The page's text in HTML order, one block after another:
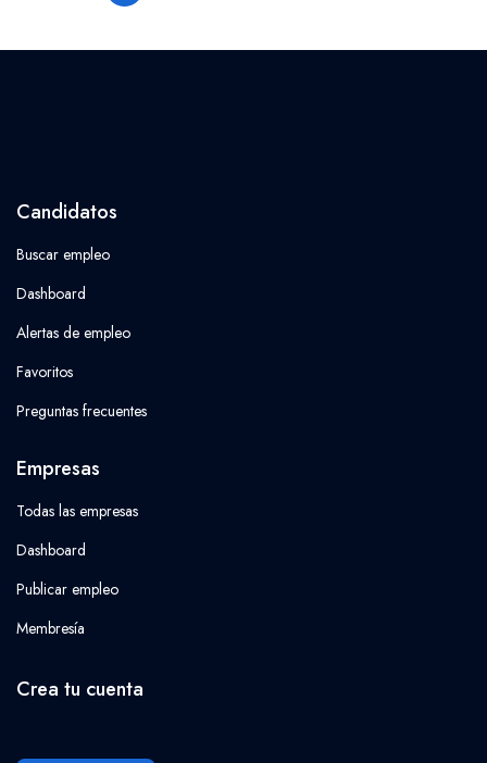
Candidatos
Buscar empleo
Dashboard
Alertas de empleo
Favoritos
Preguntas frecuentes
Empresas
Todas las empresas
Dashboard
Publicar empleo
Membresía
Crea tu cuenta